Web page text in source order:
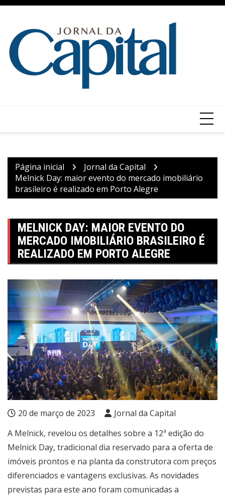
Ir
conteúdo
Página inicial
Jornal da Capital
Melnick Day: maior evento do mercado imobiliário
brasileiro é realizado em Porto Alegre
MELNICK DAY: MAIOR EVENTO DO
MERCADO IMOBILIÁRIO BRASILEIRO É
REALIZADO EM PORTO ALEGRE
20 de março de 2023
Jornal da Capital
A Melnick, revelou os detalhes sobre a 12ª edição do
Melnick Day, tradicional dia reservado para a oferta de
imóveis prontos e na planta da construtora com preços
diferenciados e vantagens exclusivas. As novidades
previstas para este ano foram comunicadas a